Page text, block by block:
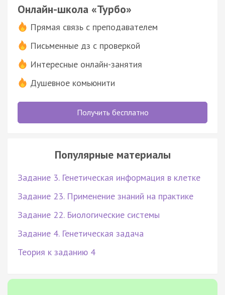
Онлайн-школа «Турбо»
Прямая связь с преподавателем
Письменные дз с проверкой
Интересные онлайн-занятия
Душевное комьюнити
Получить бесплатно
Популярные материалы
Задание 3. Генетическая информация в клетке
Задание 23. Применение знаний на практике
Задание 22. Биологические системы
Задание 4. Генетическая задача
Теория к заданию 4